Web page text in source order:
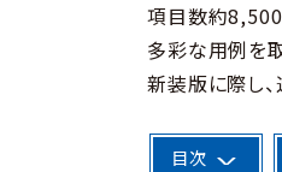
項目数約8,500
多彩な用例を
新装版に際し、
目次